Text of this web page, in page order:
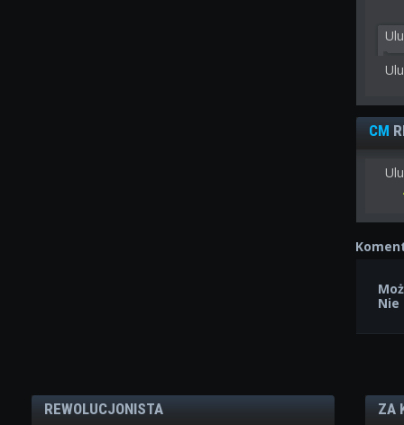
CM
REWOLUCJONISTA ZA